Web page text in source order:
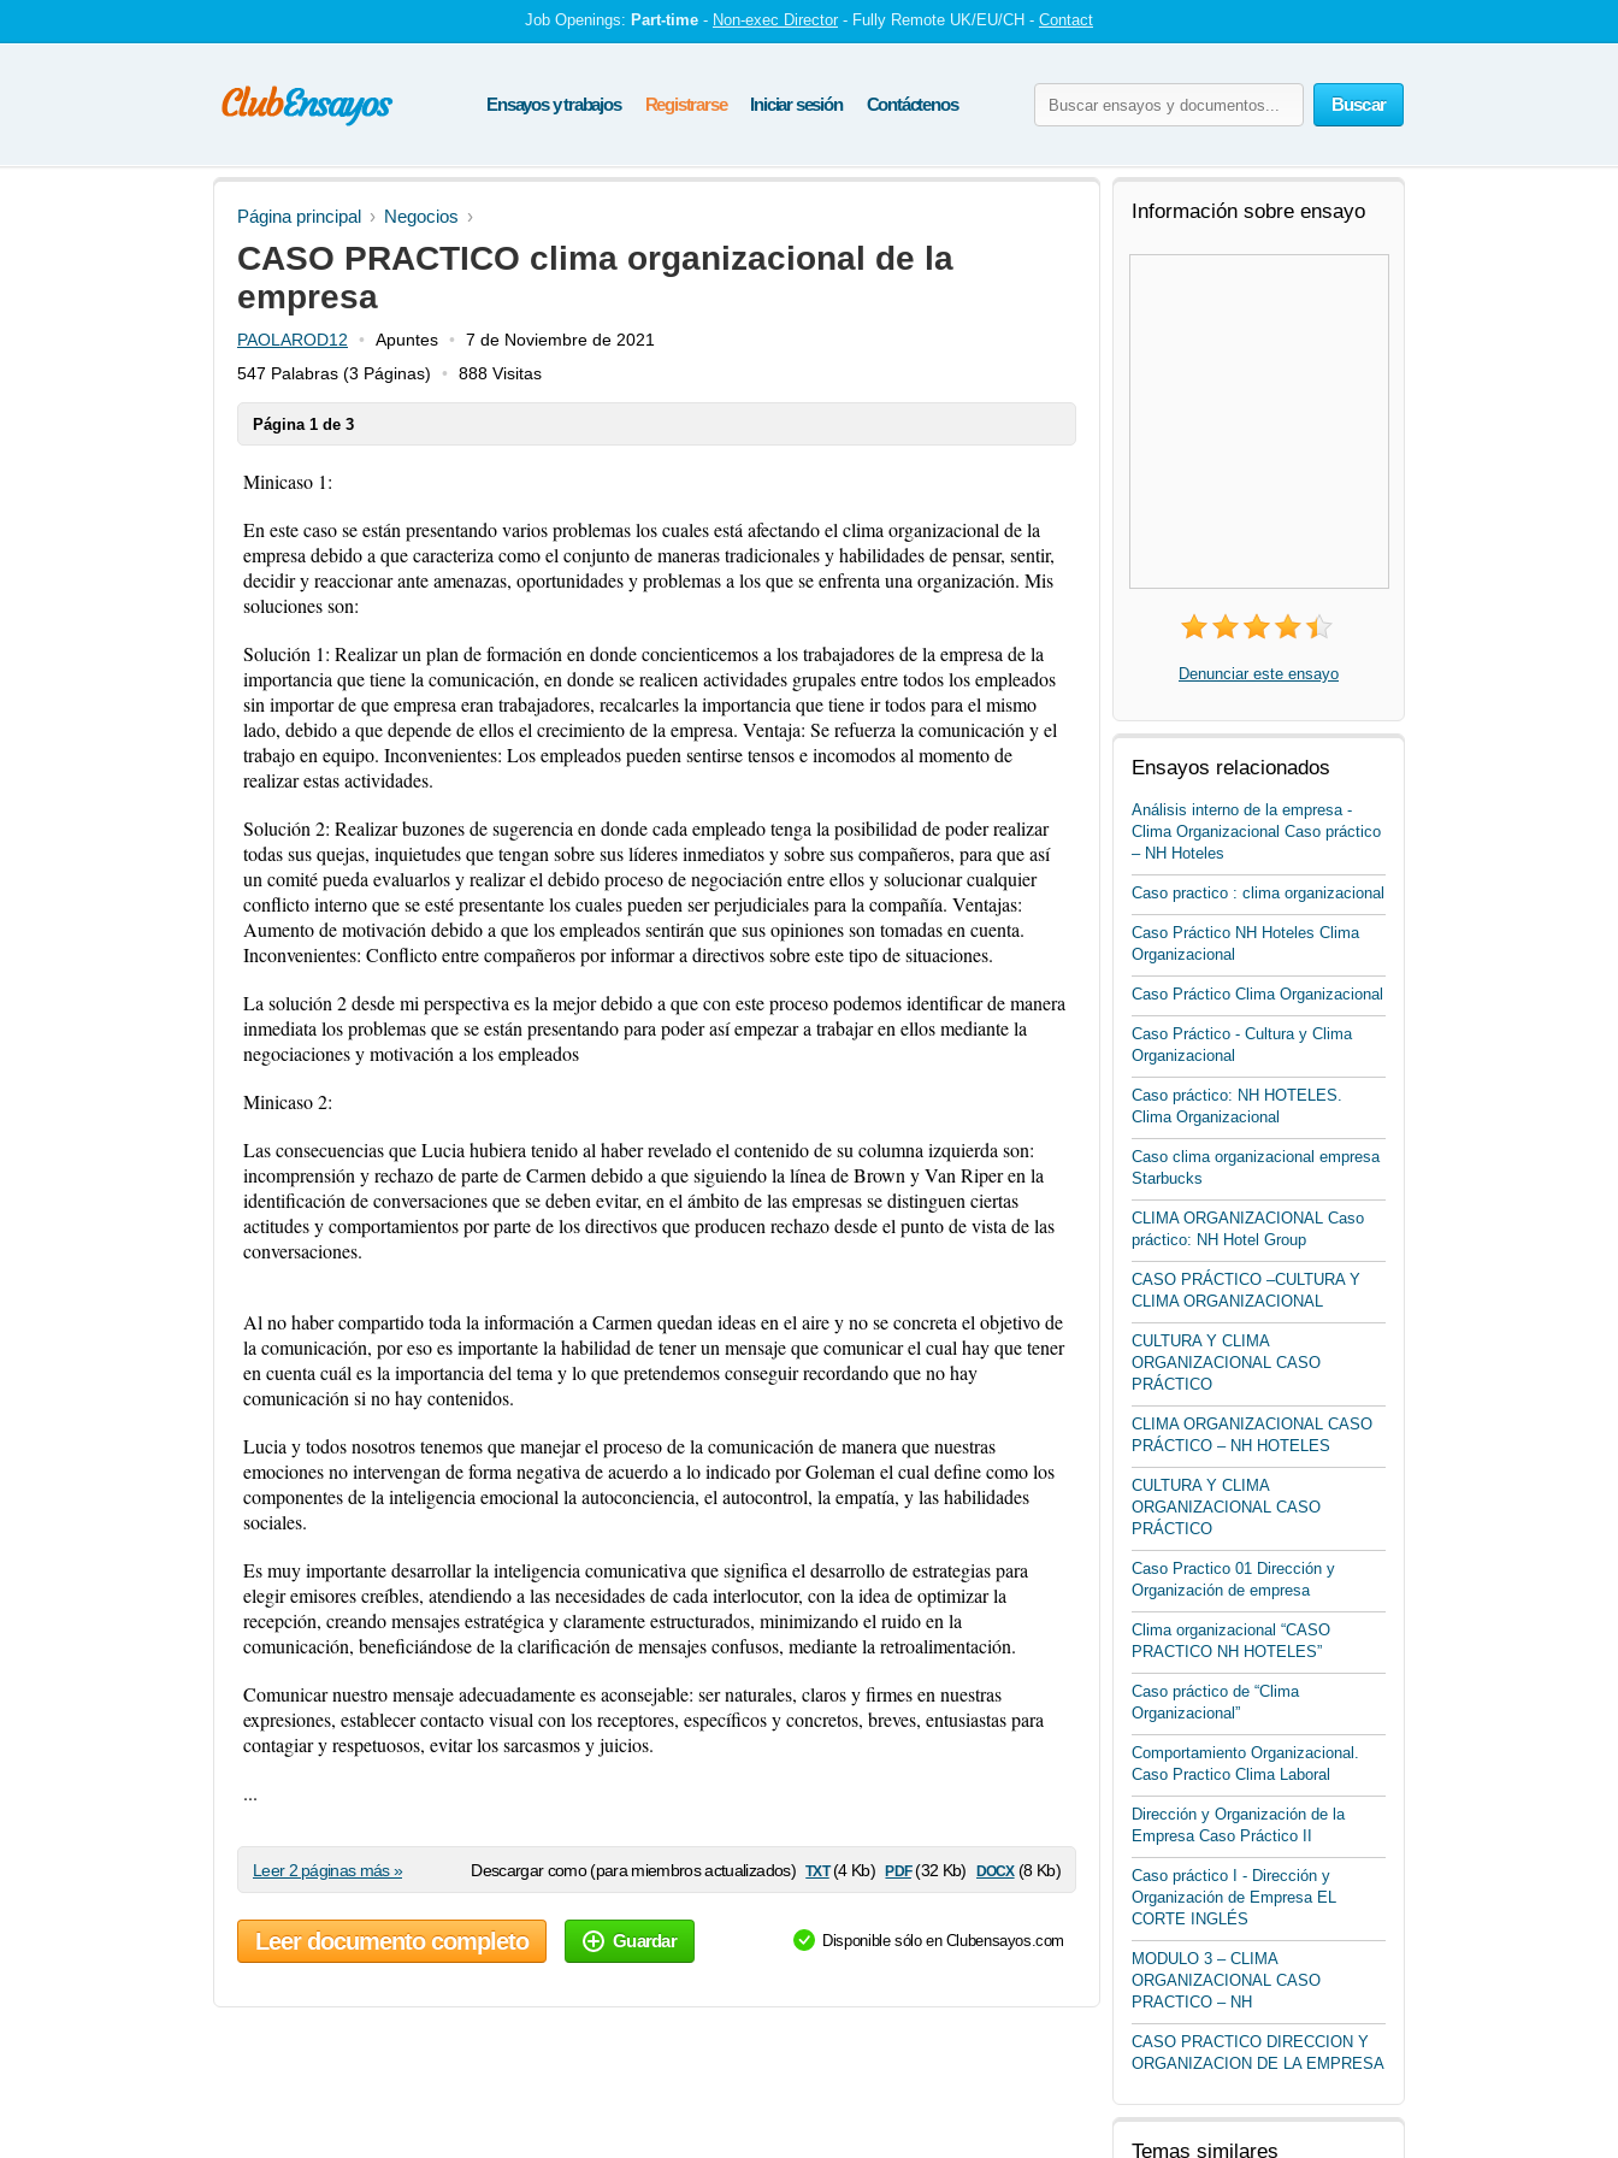
Job Openings: Part-time - Non-exec Director - Fully Remote UK/EU/CH - Contact
Buscar
Ensayos y trabajos Registrarse Iniciar sesión Contáctenos
Página principal Negocios
CASO PRACTICO clima organizacional de la
empresa
PAOLAROD12 Apuntes
7 de Noviembre de 2021
547 Palabras (3 Páginas) 888 Visitas
Página 1 de 3
Minicaso 1:
En este caso se están presentando varios problemas los cuales está afectando el clima organizacional de la
empresa debido a que caracteriza como el conjunto de maneras tradicionales y habilidades de pensar, sentir,
decidir y reaccionar ante amenazas, oportunidades y problemas a los que se enfrenta una organización. Mis
soluciones son:
Solución 1: Realizar un plan de formación en donde concienticemos a los trabajadores de la empresa de la
importancia que tiene la comunicación, en donde se realicen actividades grupales entre todos los empleados
sin importar de que empresa eran trabajadores, recalcarles la importancia que tiene ir todos para el mismo
lado, debido a que depende de ellos el crecimiento de la empresa. Ventaja: Se refuerza la comunicación y el
trabajo en equipo. Inconvenientes: Los empleados pueden sentirse tensos e incomodos al momento de
realizar estas actividades.
Solución 2: Realizar buzones de sugerencia en donde cada empleado tenga la posibilidad de poder realizar
todas sus quejas, inquietudes que tengan sobre sus líderes inmediatos y sobre sus compañeros, para que así
un comité pueda evaluarlos y realizar el debido proceso de negociación entre ellos y solucionar cualquier
conflicto interno que se esté presentante los cuales pueden ser perjudiciales para la compañía. Ventajas:
Aumento de motivación debido a que los empleados sentirán que sus opiniones son tomadas en cuenta.
Inconvenientes: Conflicto entre compañeros por informar a directivos sobre este tipo de situaciones.
La solución 2 desde mi perspectiva es la mejor debido a que con este proceso podemos identificar de manera
inmediata los problemas que se están presentando para poder así empezar a trabajar en ellos mediante la
negociaciones y motivación a los empleados
Minicaso 2:
Las consecuencias que Lucia hubiera tenido al haber revelado el contenido de su columna izquierda son:
incomprensión y rechazo de parte de Carmen debido a que siguiendo la línea de Brown y Van Riper en la
identificación de conversaciones que se deben evitar, en el ámbito de las empresas se distinguen ciertas
actitudes y comportamientos por parte de los directivos que producen rechazo desde el punto de vista de las
conversaciones.
Al no haber compartido toda la información a Carmen quedan ideas en el aire y no se concreta el objetivo de
la comunicación, por eso es importante la habilidad de tener un mensaje que comunicar el cual hay que tener
en cuenta cuál es la importancia del tema y lo que pretendemos conseguir recordando que no hay
comunicación si no hay contenidos.
Lucia y todos nosotros tenemos que manejar el proceso de la comunicación de manera que nuestras
emociones no intervengan de forma negativa de acuerdo a lo indicado por Goleman el cual define como los
componentes de la inteligencia emocional la autoconciencia, el autocontrol, la empatía, y las habilidades
sociales.
Es muy importante desarrollar la inteligencia comunicativa que significa el desarrollo de estrategias para
elegir emisores creíbles, atendiendo a las necesidades de cada interlocutor, con la idea de optimizar la
recepción, creando mensajes estratégica y claramente estructurados, minimizando el ruido en la
comunicación, beneficiándose de la clarificación de mensajes confusos, mediante la retroalimentación.
Comunicar nuestro mensaje adecuadamente es aconsejable: ser naturales, claros y firmes en nuestras
expresiones, establecer contacto visual con los receptores, específicos y concretos, breves, entusiastas para
contagiar y respetuosos, evitar los sarcasmos y juicios.
...
Descargar como (para miembros actualizados) txt(4 Kb) pdf(32 Kb) docx(8 Kb)
Leer 2 páginas más »
Leer documento completo Guardar Disponible sólo en Clubensayos.com
Información sobre ensayo
Denunciar este ensayo
Ensayos relacionados
Análisis interno de la empresa -
Clima Organizacional Caso práctico
– NH Hoteles
Caso practico : clima organizacional
Caso Práctico NH Hoteles Clima
Organizacional
Caso Práctico Clima Organizacional
Caso Práctico - Cultura y Clima
Organizacional
Caso práctico: NH HOTELES.
Clima Organizacional
Caso clima organizacional empresa
Starbucks
CLIMA ORGANIZACIONAL Caso
práctico: NH Hotel Group
CASO PRÁCTICO –CULTURA Y
CLIMA ORGANIZACIONAL
CULTURA Y CLIMA
ORGANIZACIONAL CASO
PRÁCTICO
CLIMA ORGANIZACIONAL CASO
PRÁCTICO – NH HOTELES
CULTURA Y CLIMA
ORGANIZACIONAL CASO
PRÁCTICO
Caso Practico 01 Dirección y
Organización de empresa
Clima organizacional “CASO
PRACTICO NH HOTELES”
Caso práctico de “Clima
Organizacional”
Comportamiento Organizacional.
Caso Practico Clima Laboral
Dirección y Organización de la
Empresa Caso Práctico II
Caso práctico I - Dirección y
Organización de Empresa EL
CORTE INGLÉS
MODULO 3 – CLIMA
ORGANIZACIONAL CASO
PRACTICO – NH
CASO PRACTICO DIRECCION Y
ORGANIZACION DE LA EMPRESA
Temas similares